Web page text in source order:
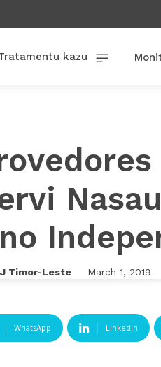
kazu
Timor-Leste March 1, 2019
WhatsApp Linkedin